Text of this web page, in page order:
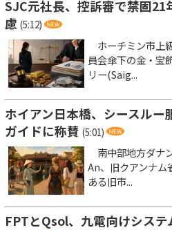
SJC元社長、控訴審で禁固
慮 (5:12)
ホーチミン市上
員会傘下の金・宝
リー(Saig...
ホイアン日本橋、シースルー
ガイドに称賛 (5:01)
南中部地方ダナ
An、旧クアンナム
ある旧市...
FPTとQsol、九電向けシス